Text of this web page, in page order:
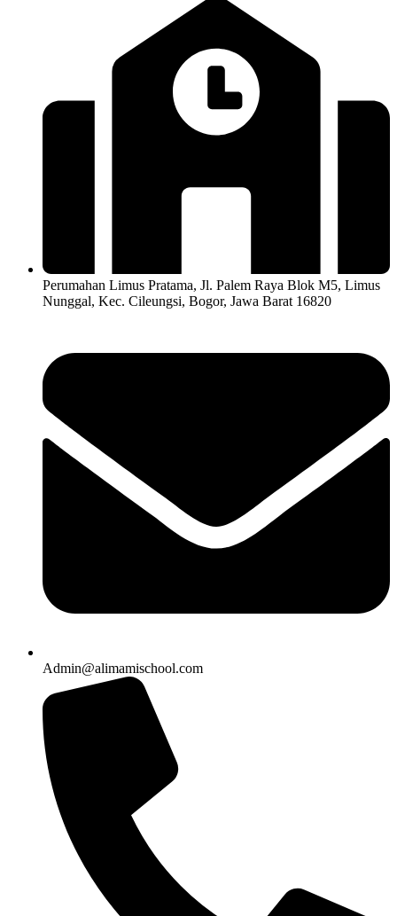
Perumahan Limus Pratama, Jl. Palem Raya Blok M5, Limus
Nunggal, Kec. Cileungsi, Bogor, Jawa Barat 16820
Admin@alimamischool.com